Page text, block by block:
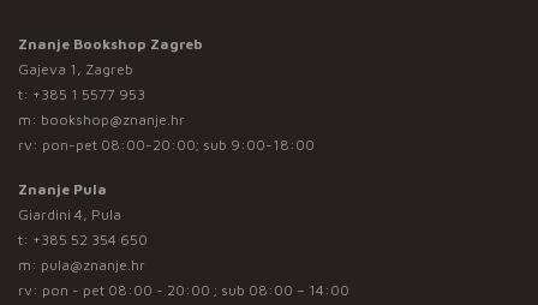
Znanje Bookshop Zagreb
Gajeva 1, Zagreb
t: +385 1 5577 953
m: bookshop@znanje.hr
rv: pon-pet 08:00-20:00; sub 9:00-18:00
Znanje Pula
Giardini 4, Pula
t: +385 52 354 650
m: pula@znanje.hr
rv: pon - pet 08:00 - 20:00 ; sub 08:00 – 14:00